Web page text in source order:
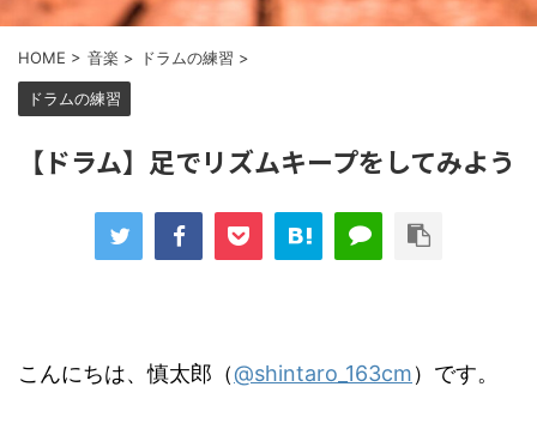
HOME > 音楽 > ドラムの練習 >
ドラムの練習
【ドラム】足でリズムキープをしてみよう
こんにちは、慎太郎（@shintaro_163cm）です。